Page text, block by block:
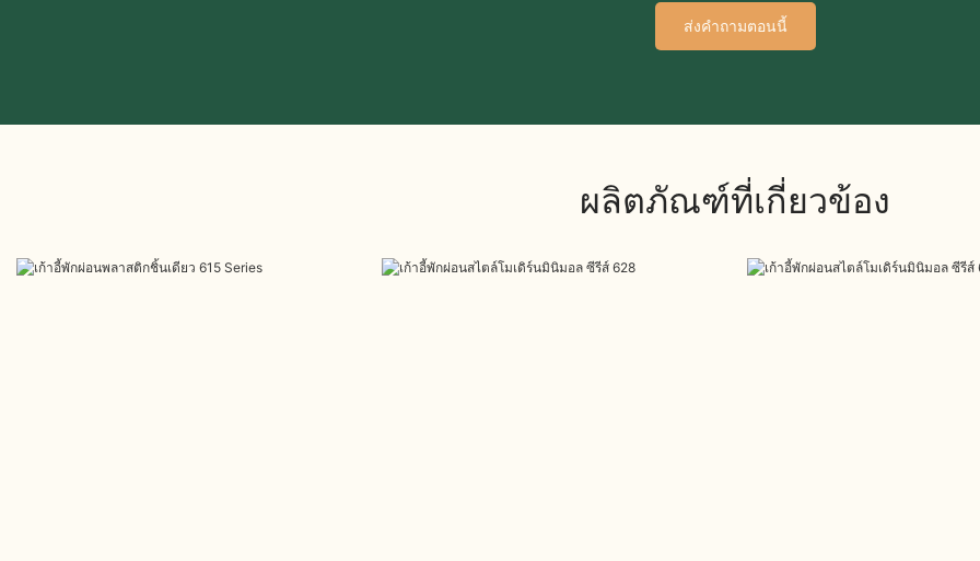
ส่งคำถามตอนนี้
ผลิตภัณฑ์ที่เกี่ยวข้อง